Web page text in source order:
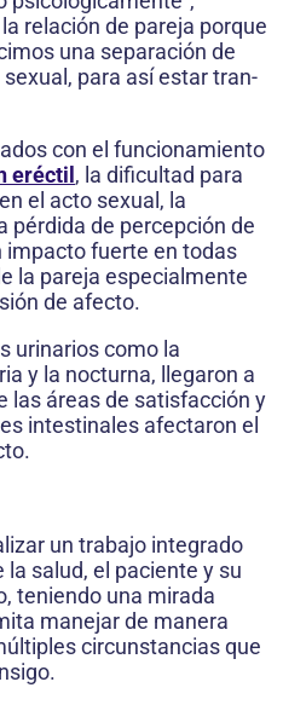
relación de pareja porque
una separación de
para así estar tran­
con el funcionamiento
eréctil , la dificultad para
el acto sexual, la
pérdida de percepción de
impacto fuerte en todas
la pareja especialmente
de afecto.
urinarios como la
y la nocturna, llegaron a
las áreas de satisfacción y
intestinales afectaron el
un trabajo integrado
salud, el paciente y su
teniendo una mirada
manejar de manera
circunstancias que